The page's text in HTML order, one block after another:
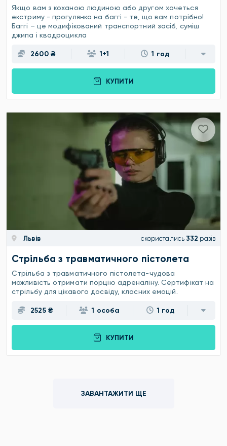
Якщо вам з коханою людиною або другом хочеться
екстриму - прогулянка на баггі - те, що вам потрібно!
Баггі – це модифікований транспортний засіб, суміш
джипа і квадроцикла
2600 ₴ 1+1 1 год
КУПИТИ
Львів скористались 332 разів
Стрільба з травматичного пістолета
Стрільба з травматичного пістолета-чудова
можливість отримати порцію адреналіну. Сертифікат на
стрільбу для цікавого досвіду, класних емоцій.
2525 ₴ 1 особа 1 год
КУПИТИ
ЗАВАНТАЖИТИ ЩЕ